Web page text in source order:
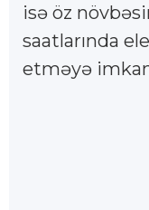
isə öz
saatlarında
etməyə